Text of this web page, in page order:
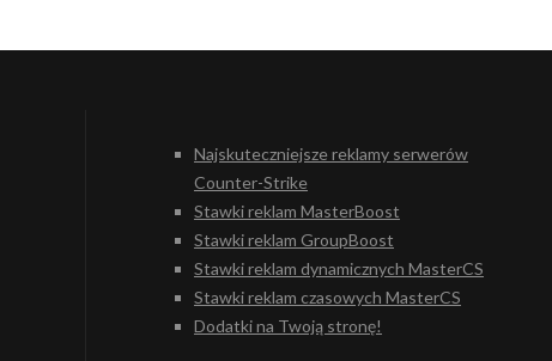
Najskuteczniejsze reklamy serwerów
Counter-Strike
Stawki reklam MasterBoost
Stawki reklam GroupBoost
Stawki reklam dynamicznych MasterCS
Stawki reklam czasowych MasterCS
Dodatki na Twoją stronę!